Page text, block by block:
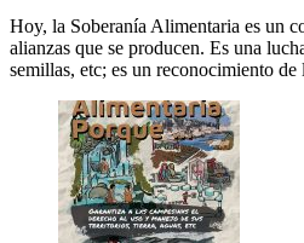
Hoy, la Soberanía Alimentaria es un
alianzas que se producen. Es una
semillas, etc; es un reconocimiento